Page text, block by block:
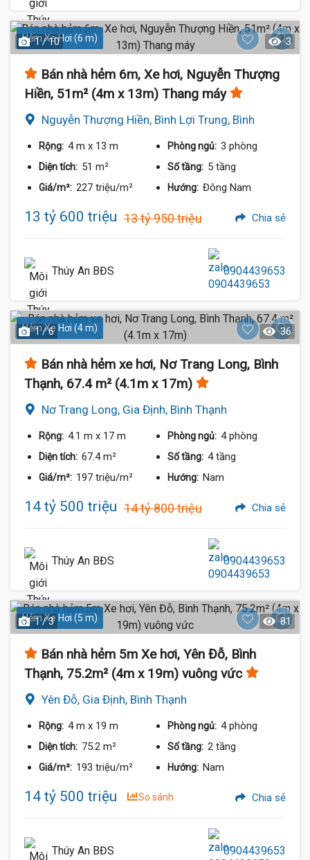
Hẻm Xe Hơi (6 m)
1 / 10 3
Bán nhà hẻm 6m, Xe hơi, Nguyễn Thượng
Hiền, 51m² (4m x 13m) Thang máy
Nguyễn Thượng Hiền, Bình Lợi Trung, Bình
Rộng: 4 m x 13 m Phòng ngủ: 3 phòng
Diện tích: 51 m² Số tầng: 5 tầng
Giá/m²: 227 triệu/m² Hướng: Đông Nam
13 tỷ 600 triệu 13 tỷ 950 triệu Chia sẻ
Thúy An BĐS 0904439653
Hẻm Xe Hơi (4 m)
1 / 6 36
Bán nhà hẻm xe hơi, Nơ Trang Long, Bình
Thạnh, 67.4 m² (4.1m x 17m)
Nơ Trang Long, Gia Định, Bình Thạnh
Rộng: 4.1 m x 17 m Phòng ngủ: 4 phòng
Diện tích: 67.4 m² Số tầng: 4 tầng
Giá/m²: 197 triệu/m² Hướng: Nam
14 tỷ 500 triệu 14 tỷ 800 triệu Chia sẻ
Thúy An BĐS 0904439653
Hẻm Xe Hơi (5 m)
1 / 3 81
Bán nhà hẻm 5m Xe hơi, Yên Đỗ, Bình
Thạnh, 75.2m² (4m x 19m) vuông vức
Yên Đỗ, Gia Định, Bình Thạnh
Rộng: 4 m x 19 m Phòng ngủ: 4 phòng
Diện tích: 75.2 m² Số tầng: 2 tầng
Giá/m²: 193 triệu/m² Hướng: Nam
14 tỷ 500 triệu So sánh Chia sẻ
Thúy An BĐS 0904439653